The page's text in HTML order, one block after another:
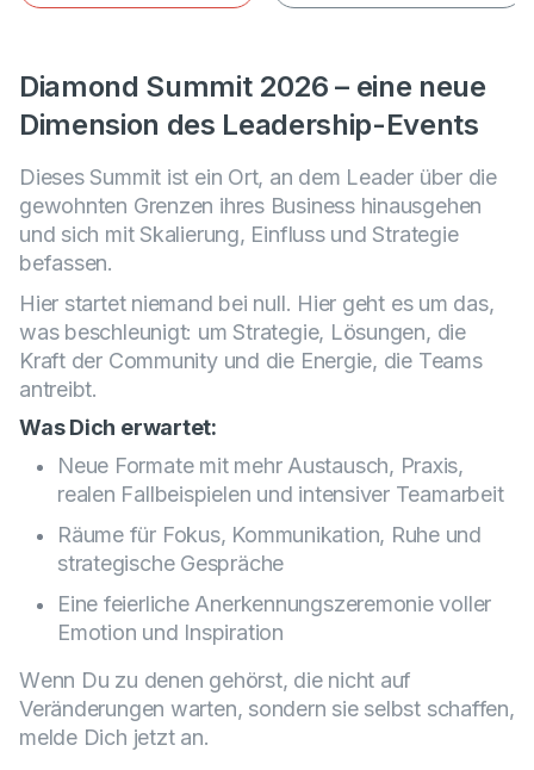
Diamond Summit 2026 – eine neue
Dimension des Leadership-Events
Dieses Summit ist ein Ort, an dem Leader über die
gewohnten Grenzen ihres Business hinausgehen
und sich mit Skalierung, Einfluss und Strategie
befassen.
Hier startet niemand bei null. Hier geht es um das,
was beschleunigt: um Strategie, Lösungen, die
Kraft der Community und die Energie, die Teams
antreibt.
Was Dich erwartet:
Neue Formate mit mehr Austausch, Praxis,
realen Fallbeispielen und intensiver Teamarbeit
Räume für Fokus, Kommunikation, Ruhe und
strategische Gespräche
Eine feierliche Anerkennungszeremonie voller
Emotion und Inspiration
Wеnn Du zu denen gehörst, die nicht auf
Veränderungen warten, sondern sie selbst schaffen,
melde Dich jetzt an.